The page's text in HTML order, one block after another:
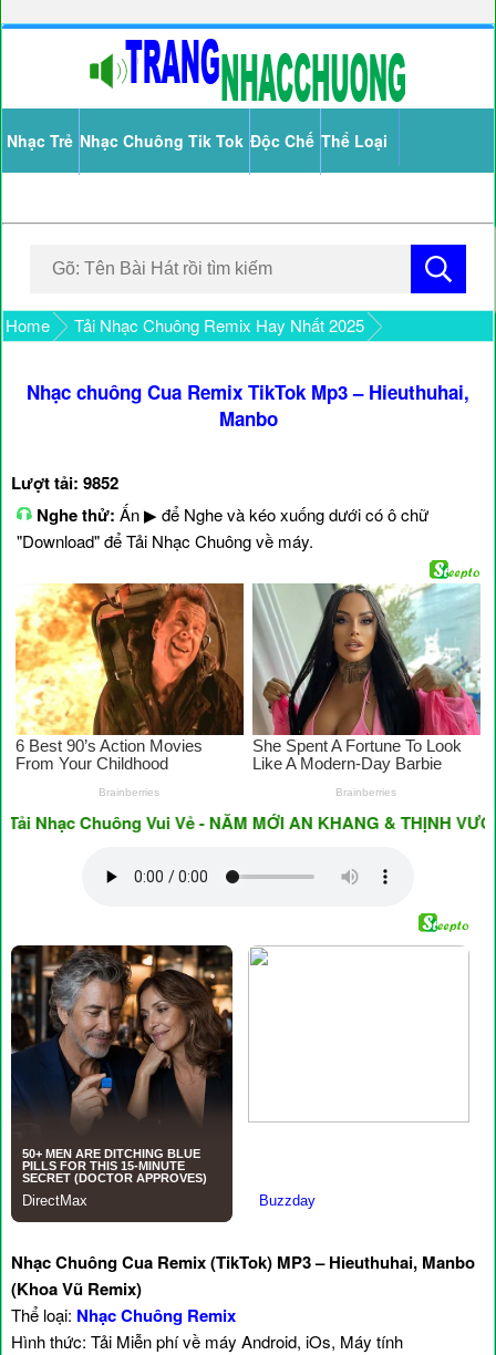
Nhạc Trẻ Nhạc Chuông Tik Tok Độc Chế Thể Loại
Home Tải Nhạc Chuông Remix Hay Nhất 2025
Nhạc chuông Cua Remix TikTok Mp3 – Hieuthuhai,
Manbo
Lượt tải: 9852
Nghe thử: Ấn ▶ để Nghe và kéo xuống dưới có ô chữ
"Download" để Tải Nhạc Chuông về máy.
Chuông Vui Vẻ - NĂM MỚI AN KHANG & THỊNH VƯỢNG
Nhạc Chuông Cua Remix (TikTok) MP3 – Hieuthuhai, Manbo
(Khoa Vũ Remix)
Thể loại: Nhạc Chuông Remix
Hình thức: Tải Miễn phí về máy Android, iOs, Máy tính